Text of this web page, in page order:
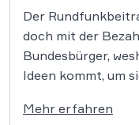
Der
doch mit der
Bundesbürger,
Ideen kommt, um
ist, den
Mehr erfahren